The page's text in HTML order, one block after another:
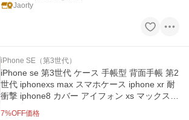
Jaorty
iPhone SE（第3世代）
iPhone se 第3世代 ケース 手帳型 背面手帳 第2
世代 iphonexs max スマホケース iphone xr 耐
衝撃 iphone8 カバー アイフォン xs マックス 7
7%OFF価格